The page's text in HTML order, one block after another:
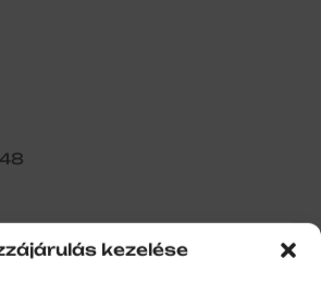
kezelése
RAL8023